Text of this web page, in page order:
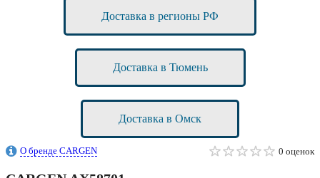
Доставка в регионы РФ
Доставка в Тюмень
Доставка в Омск
О бренде CARGEN 0 оценок